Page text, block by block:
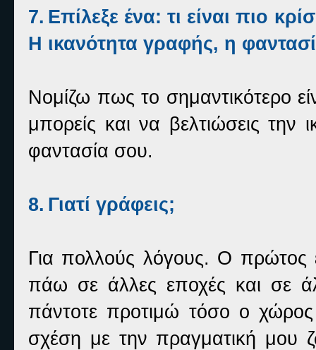
7. Επίλεξε ένα: τι είναι πιο
Η ικανότητα γραφής, η
Νομίζω πως το σημαντικότερο
μπορείς και να βελτιώσεις την
φαντασία σου.
8. Γιατί γράφεις;
Για πολλούς λόγους. Ο πρώτος
πάω σε άλλες εποχές και σε
πάντοτε προτιμώ τόσο ο
σχέση με την πραγματική μου